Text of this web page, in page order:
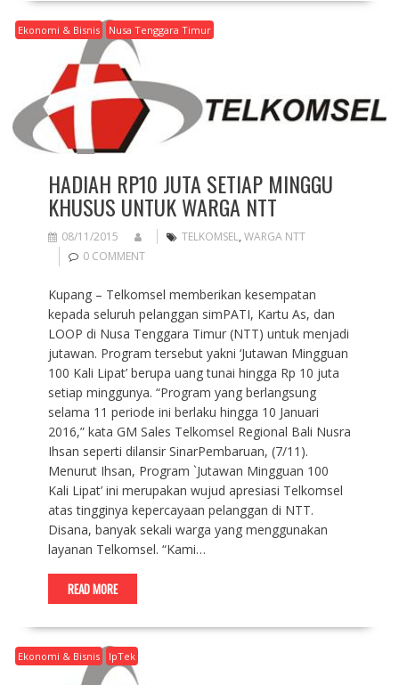
Ekonomi & Bisnis Nusa Tenggara Timur
HADIAH RP10 JUTA SETIAP MINGGU
KHUSUS UNTUK WARGA NTT
08/11/2015 TELKOMSEL, WARGA NTT
0 COMMENT
Kupang – Telkomsel memberikan kesempatan
kepada seluruh pelanggan simPATI, Kartu As, dan
LOOP di Nusa Tenggara Timur (NTT) untuk menjadi
jutawan. Program tersebut yakni ‘Jutawan Mingguan
100 Kali Lipat’ berupa uang tunai hingga Rp 10 juta
setiap minggunya. “Program yang berlangsung
selama 11 periode ini berlaku hingga 10 Januari
2016,” kata GM Sales Telkomsel Regional Bali Nusra
Ihsan seperti dilansir SinarPembaruan, (7/11).
Menurut Ihsan, Program `Jutawan Mingguan 100
Kali Lipat’ ini merupakan wujud apresiasi Telkomsel
atas tingginya kepercayaan pelanggan di NTT.
Disana, banyak sekali warga yang menggunakan
layanan Telkomsel. “Kami…
READ MORE
Ekonomi & Bisnis IpTek